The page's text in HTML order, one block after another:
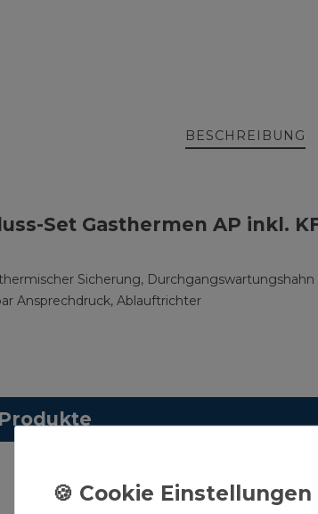
BESCHREIBUNG
Set Gasthermen AP inkl.
Sicherung,
Ansprechdruck, Ablauftrichter